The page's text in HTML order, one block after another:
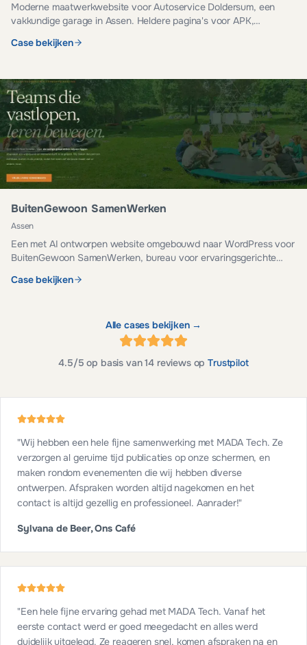
Moderne maatwerkwebsite voor Autoservice Doldersum, een
vakkundige garage in Assen. Heldere pagina's voor APK,
Case bekijken
BuitenGewoon SamenWerken
Assen
Een met AI ontworpen website omgebouwd naar WordPress voor
BuitenGewoon SamenWerken, bureau voor ervaringsgerichte
Case bekijken
Alle cases bekijken →
4.5/5 op basis van14 reviews op Trustpilot
"Wij hebben een hele fijne samenwerking met MADA Tech. Ze
verzorgen al geruime tijd publicaties op onze schermen, en
maken rondom evenementen die wij hebben diverse
ontwerpen. Afspraken worden altijd nagekomen en het
contact is altijd gezellig en professioneel. Aanrader!"
Sylvana de Beer, Ons Café
"Een hele fijne ervaring gehad met MADA Tech. Vanaf het
eerste contact werd er goed meegedacht en alles werd
duidelijk uitgelegd. Ze reageren snel, komen afspraken na en